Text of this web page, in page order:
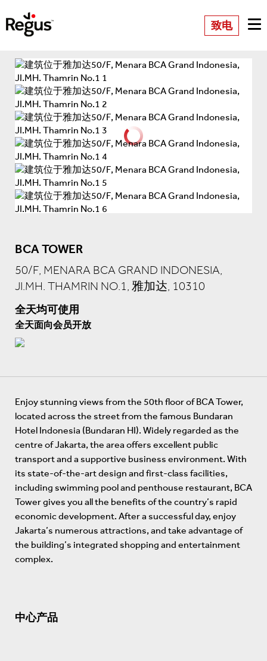
致电
BCA TOWER
50/F, MENARA BCA GRAND INDONESIA,
JI.MH. THAMRIN NO.1, 雅加达, 10310
全天均可使用
全天面向会员开放
Enjoy stunning views from the 50th floor of BCA Tower,
located across the street from the famous Bundaran
Hotel Indonesia (Bundaran HI). Widely regarded as the
centre of Jakarta, the area offers excellent public
transport and a supportive business environment. With
its state-of-the-art design and first-class facilities,
including swimming pool and penthouse restaurant, BCA
Tower gives you all the benefits of the country’s rapid
economic development. After a successful day, enjoy
Jakarta’s numerous attractions, and take advantage of
the building’s integrated shopping and entertainment
complex.
中心产品